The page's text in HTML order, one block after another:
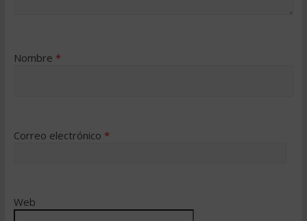
Nombre *
Correo electrónico *
Web